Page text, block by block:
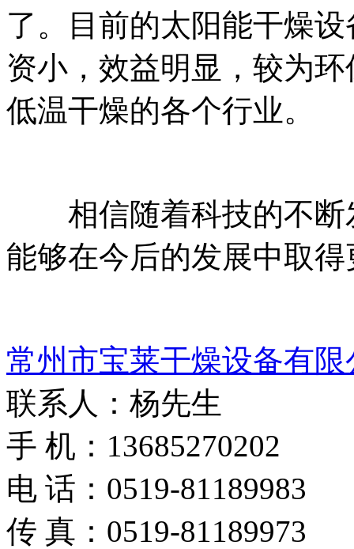
了。目前的太阳能干燥
资小，效益明显，较为
低温干燥的各个行业。
相信随着科技的不断
能够在今后的发展中取
常州市宝莱干燥设备有限
联系人：杨先生
手 机：13685270202
电 话：0519-81189983
传 真：0519-81189973